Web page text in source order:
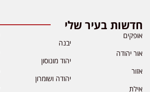
חדשות בעיר שלי
אופקים
אור יהודה
אזור
אילת
יבנה
יהוד מונוסון
יהודה ושומרון